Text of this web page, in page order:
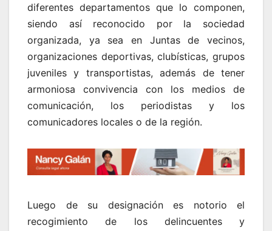
diferentes departamentos que lo componen,
siendo así reconocido por la sociedad
organizada, ya sea en Juntas de vecinos,
organizaciones deportivas, clubísticas, grupos
juveniles y transportistas, además de tener
armoniosa convivencia con los medios de
comunicación, los periodistas y los
comunicadores locales o de la región.
Luego de su designación es notorio el
recogimiento de los delincuentes y